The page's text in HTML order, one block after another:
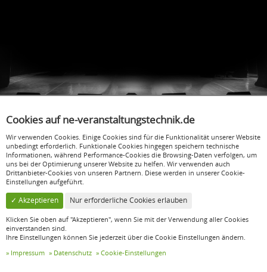
NE Veranstaltungstechnik GbR
Hauptstraße 169
52159 Roetgen
info@ne-veranstaltungstechnik.de
Social Media
Facebook
Instagram
Cookies auf ne-veranstaltungstechnik.de
Wir verwenden Cookies. Einige Cookies sind für die Funktionalität unserer Website
unbedingt erforderlich. Funktionale Cookies hingegen speichern technische
Informationen, während Performance-Cookies die Browsing-Daten verfolgen, um
uns bei der Optimierung unserer Website zu helfen. Wir verwenden auch
Drittanbieter-Cookies von unseren Partnern. Diese werden in unserer Cookie-
Einstellungen aufgeführt.
✓ Akzeptieren Nur erforderliche Cookies erlauben
Klicken Sie oben auf "Akzeptieren", wenn Sie mit der Verwendung aller Cookies
einverstanden sind.
Ihre Einstellungen können Sie jederzeit über die Cookie Einstellungen ändern.
Impressum
Datenschutz Cookie-Einstellungen